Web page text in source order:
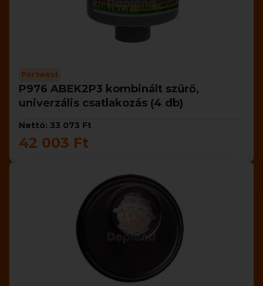
Portwest
P976 ABEK2P3 kombinált szűrő,
univerzális csatlakozás (4 db)
Nettó: 33 073 Ft
42 003 Ft